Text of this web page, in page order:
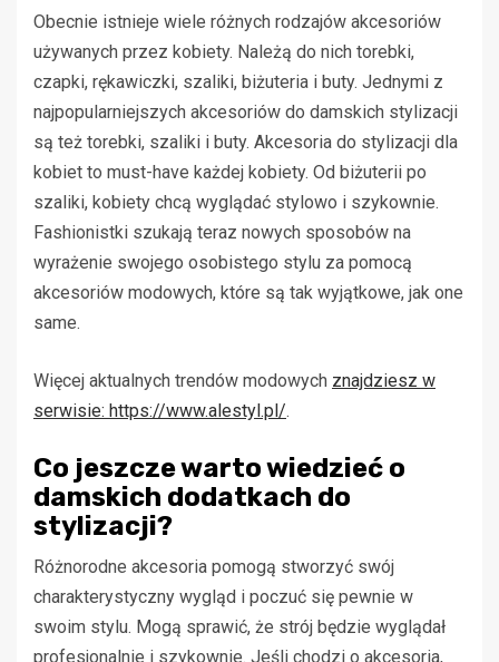
Obecnie istnieje wiele różnych rodzajów akcesoriów
używanych przez kobiety. Należą do nich torebki,
czapki, rękawiczki, szaliki, biżuteria i buty. Jednymi z
najpopularniejszych akcesoriów do damskich stylizacji
są też torebki, szaliki i buty. Akcesoria do stylizacji dla
kobiet to must-have każdej kobiety. Od biżuterii po
szaliki, kobiety chcą wyglądać stylowo i szykownie.
Fashionistki szukają teraz nowych sposobów na
wyrażenie swojego osobistego stylu za pomocą
akcesoriów modowych, które są tak wyjątkowe, jak one
same.
Więcej aktualnych trendów modowych znajdziesz w
serwisie: https://www.alestyl.pl/.
Co jeszcze warto wiedzieć o
damskich dodatkach do
stylizacji?
Różnorodne akcesoria pomogą stworzyć swój
charakterystyczny wygląd i poczuć się pewnie w
swoim stylu. Mogą sprawić, że strój będzie wyglądał
profesjonalnie i szykownie. Jeśli chodzi o akcesoria,